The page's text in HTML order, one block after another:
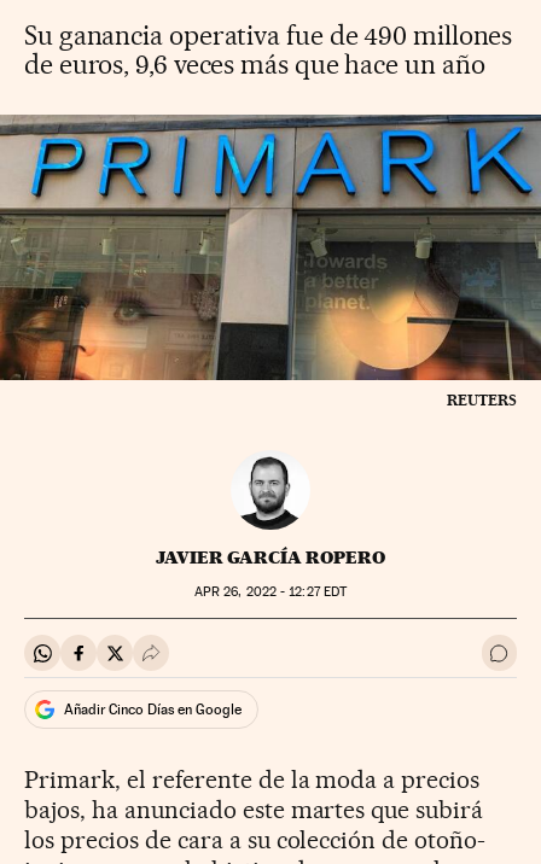
Su ganancia operativa fue de 490 millones
de euros, 9,6 veces más que hace un año
REUTERS
JAVIER GARCÍA ROPERO
APR 26, 2022 - 12:27EDT
Compartir en Whatsapp
Compartir en Facebook
Compartir en Twitter
Desplegar Redes Sociales Ir a
Añadir Cinco Días en Google
Primark, el referente de la moda a precios
bajos, ha anunciado este martes que subirá
los precios de cara a su colección de otoño-